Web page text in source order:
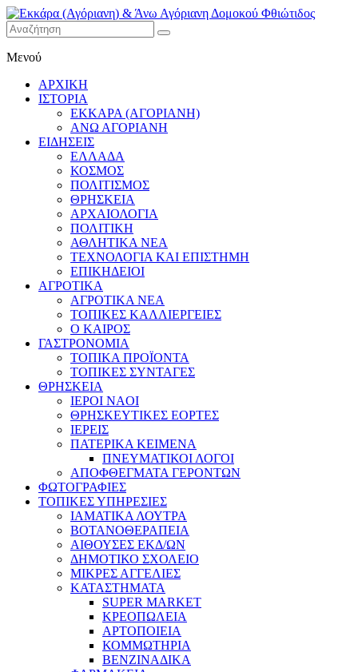
Εκκάρα
(Αγόριανη)
& Άνω
Αγόριανη
Δομοκού
Φθιώτιδος
Μενού
ΑΡΧΙΚΗ
ΙΣΤΟΡΙΑ
ΕΚΚΑΡΑ (ΑΓΟΡΙΑΝΗ)
ΑΝΩ ΑΓΟΡΙΑΝΗ
ΕΙΔΗΣΕΙΣ
ΕΛΛΑΔΑ
ΚΟΣΜΟΣ
ΠΟΛΙΤΙΣΜΟΣ
ΘΡΗΣΚΕΙΑ
ΑΡΧΑΙΟΛΟΓΙΑ
ΠΟΛΙΤΙΚΗ
ΑΘΛΗΤΙΚΑ ΝΕΑ
ΤΕΧΝΟΛΟΓΙΑ ΚΑΙ ΕΠΙΣΤΗΜΗ
ΕΠΙΚΗΔΕΙΟΙ
ΑΓΡΟΤΙΚΑ
ΑΓΡΟΤΙΚΑ ΝΕΑ
ΤΟΠΙΚΕΣ ΚΑΛΛΙΕΡΓΕΙΕΣ
Ο ΚΑΙΡΟΣ
ΓΑΣΤΡΟΝΟΜΙΑ
ΤΟΠΙΚΑ ΠΡΟΪΟΝΤΑ
ΤΟΠΙΚΕΣ ΣΥΝΤΑΓΕΣ
ΘΡΗΣΚΕΙΑ
IEPOI NAOI
ΘΡΗΣΚΕΥΤΙΚΕΣ ΕΟΡΤΕΣ
ΙΕΡΕΙΣ
ΠΑΤΕΡΙΚΑ ΚΕΙΜΕΝΑ
ΠΝΕΥΜΑΤΙΚΟΙ ΛΟΓΟΙ
ΑΠΟΦΘΕΓΜΑΤΑ ΓΕΡΟΝΤΩΝ
ΦΩΤΟΓΡΑΦΙΕΣ
ΤΟΠΙΚΕΣ ΥΠΗΡΕΣΙΕΣ
ΙΑΜΑΤΙΚΑ ΛΟΥΤΡΑ
ΒΟΤΑΝΟΘΕΡΑΠΕΙΑ
ΑΙΘΟΥΣΕΣ ΕΚΔ/ΩΝ
ΔΗΜΟΤΙΚΟ ΣΧΟΛΕΙΟ
ΜΙΚΡΕΣ ΑΓΓΕΛΙΕΣ
ΚΑΤΑΣΤΗΜΑΤΑ
SUPER MARKET
ΚΡΕΟΠΩΛΕΙΑ
ΑΡΤΟΠΟΙΕΙΑ
ΚΟΜΜΩΤΗΡΙΑ
ΒΕΝΖΙΝΑΔΙΚΑ